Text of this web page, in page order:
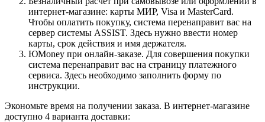
интернет-магазине: карты МИР, Visa и MasterCard.
Чтобы оплатить покупку, система перенаправит вас на
сервер системы ASSIST. Здесь нужно ввести номер
карты, срок действия и имя держателя.
ЮMoney при онлайн-заказе. Для совершения покупки
система перенаправит вас на страницу платежного
сервиса. Здесь необходимо заполнить форму по
инструкции.
Экономьте время на получении заказа. В интернет-магазине
доступно 4 варианта доставки: